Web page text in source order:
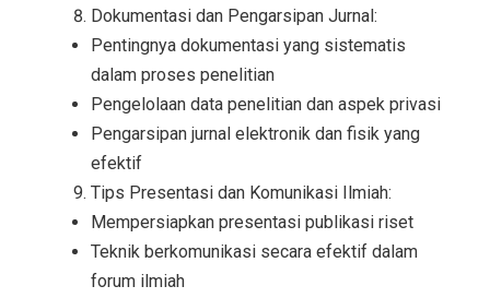
Dokumentasi dan Pengarsipan Jurnal:
Pentingnya dokumentasi yang sistematis
dalam proses penelitian
Pengelolaan data penelitian dan aspek privasi
Pengarsipan jurnal elektronik dan fisik yang
efektif
Tips Presentasi dan Komunikasi Ilmiah:
Mempersiapkan presentasi publikasi riset
Teknik berkomunikasi secara efektif dalam
forum ilmiah